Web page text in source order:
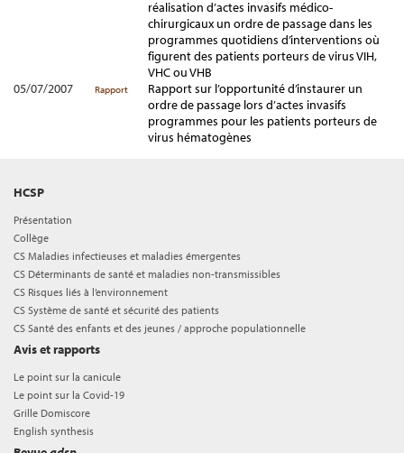
réalisation d’actes invasifs médico-
chirurgicaux un ordre de passage dans les
programmes quotidiens d’interventions où
figurent des patients porteurs de virus VIH,
VHC ou VHB
05/07/2007
Rapport
Rapport sur l’opportunité d’instaurer un
ordre de passage lors d’actes invasifs
programmes pour les patients porteurs de
virus hématogènes
HCSP
Présentation
Collège
CS Maladies infectieuses et maladies émergentes
CS Déterminants de santé et maladies non-transmissibles
CS Risques liés à l’environnement
CS Système de santé et sécurité des patients
CS Santé des enfants et des jeunes / approche populationnelle
Avis et rapports
Le point sur la canicule
Le point sur la Covid-19
Grille Domiscore
English synthesis